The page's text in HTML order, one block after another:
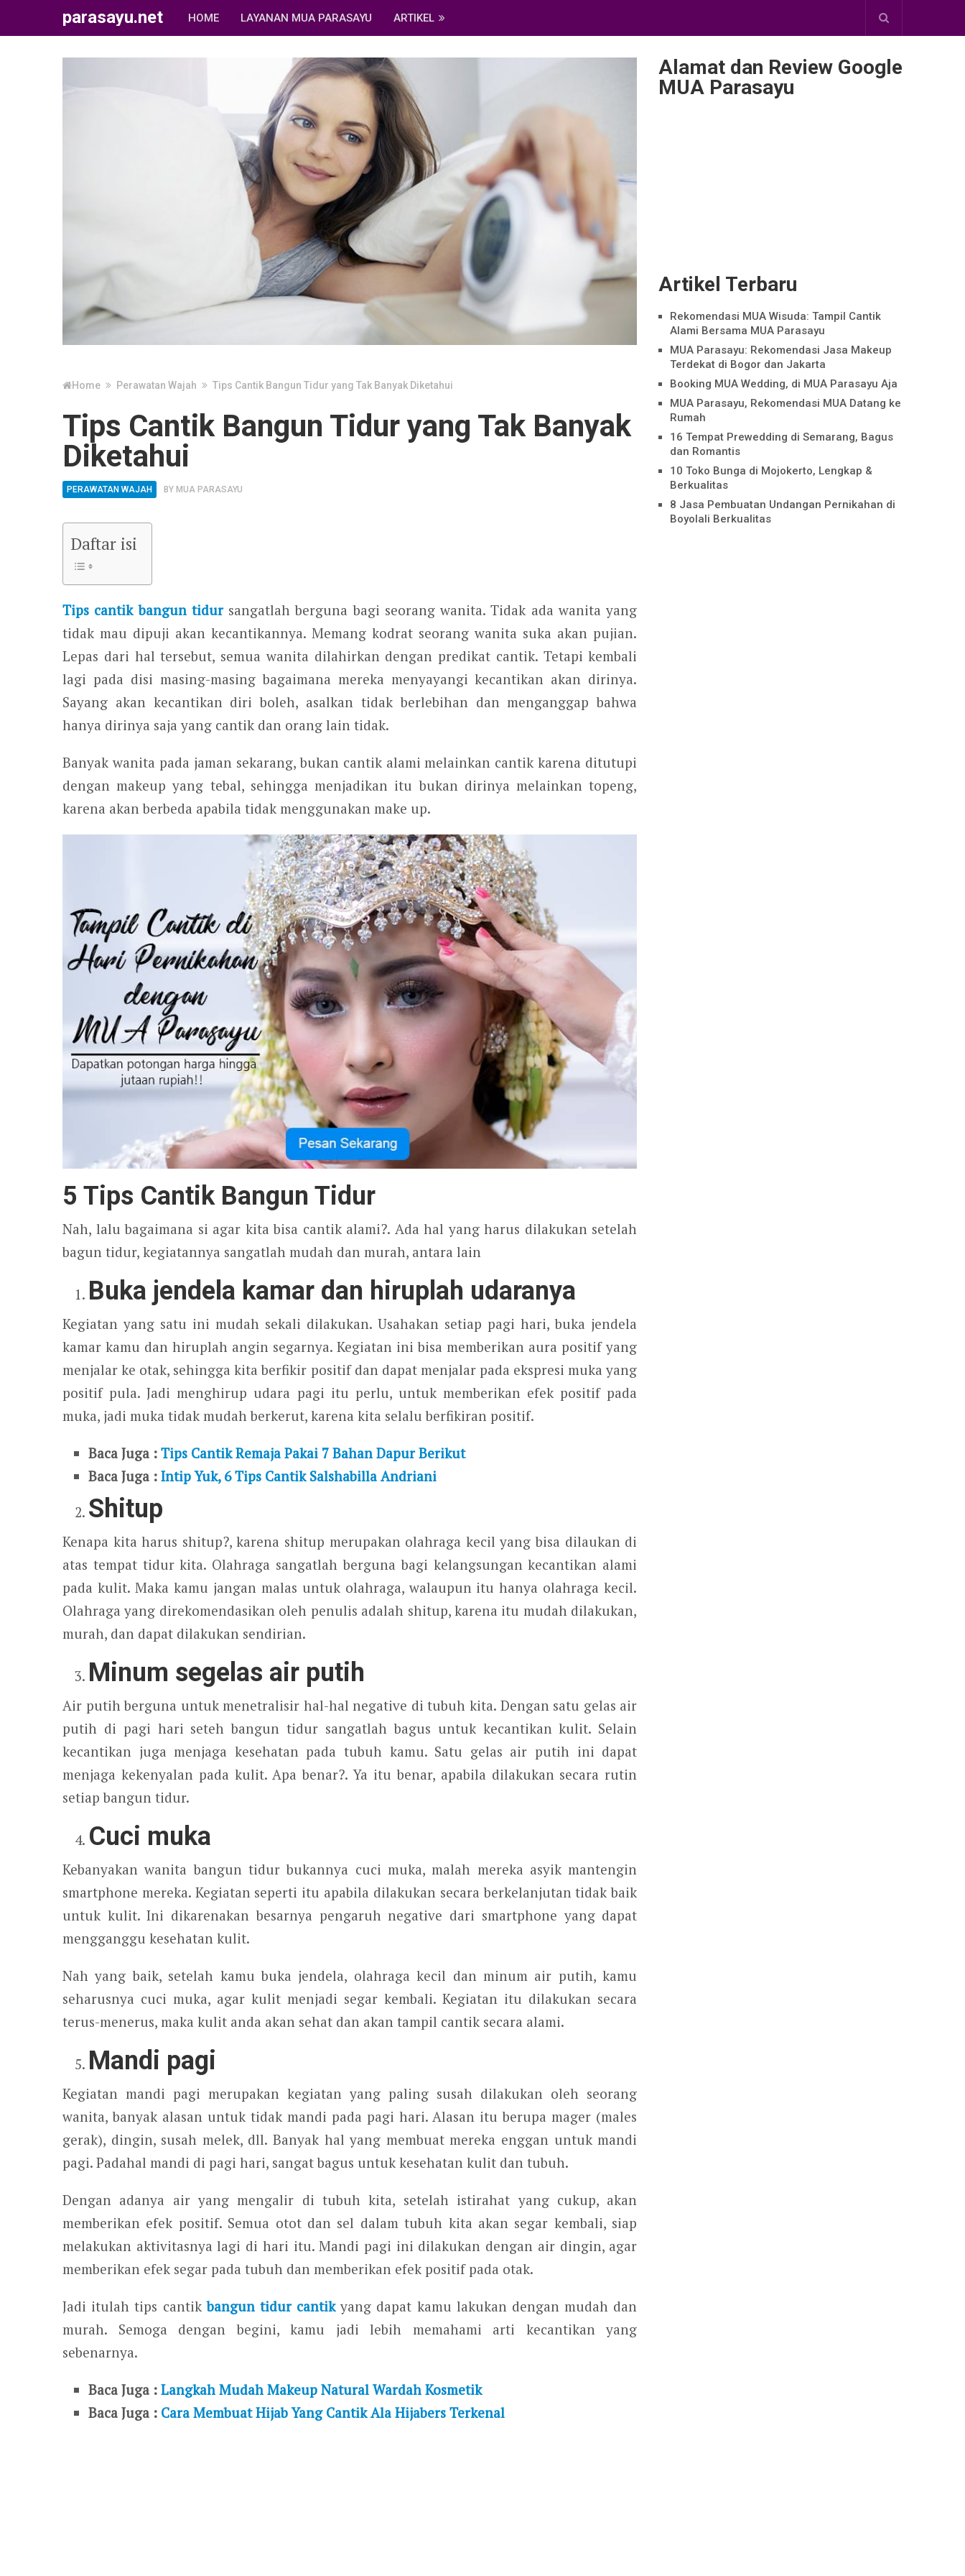
parasayu.net HOME LAYANAN MUA PARASAYU ARTIKEL
Home Perawatan Wajah Tips Cantik Bangun Tidur yang Tak Banyak Diketahui
Tips Cantik Bangun Tidur yang Tak Banyak
Diketahui
PERAWATAN WAJAH BY MUA PARASAYU
Daftar isi
Tips cantik bangun tidursangatlah berguna bagi seorang wanita. Tidak ada wanita yang
tidak mau dipuji akan kecantikannya. Memang kodrat seorang wanita suka akan pujian.
Lepas dari hal tersebut, semua wanita dilahirkan dengan predikat cantik. Tetapi kembali
lagi pada disi masing-masing bagaimana mereka menyayangi kecantikan akan dirinya.
Sayang akan kecantikan diri boleh, asalkan tidak berlebihan dan menganggap bahwa
hanya dirinya saja yang cantik dan orang lain tidak.
Banyak wanita pada jaman sekarang, bukan cantik alami melainkan cantik karena ditutupi
dengan makeup yang tebal, sehingga menjadikan itu bukan dirinya melainkan topeng,
karena akan berbeda apabila tidak menggunakan make up.
5 Tips Cantik Bangun Tidur
Nah, lalu bagaimana si agar kita bisa cantik alami?. Ada hal yang harus dilakukan setelah
bagun tidur, kegiatannya sangatlah mudah dan murah, antara lain
Buka jendela kamar dan hiruplah udaranya
Kegiatan yang satu ini mudah sekali dilakukan. Usahakan setiap pagi hari, buka jendela
kamar kamu dan hiruplah angin segarnya. Kegiatan ini bisa memberikan aura positif yang
menjalar ke otak, sehingga kita berfikir positif dan dapat menjalar pada ekspresi muka yang
positif pula. Jadi menghirup udara pagi itu perlu, untuk memberikan efek positif pada
muka, jadi muka tidak mudah berkerut, karena kita selalu berfikiran positif.
Baca Juga :Tips Cantik Remaja Pakai 7 Bahan Dapur Berikut
Baca Juga :Intip Yuk, 6 Tips Cantik Salshabilla Andriani
Shitup
Kenapa kita harus shitup?, karena shitup merupakan olahraga kecil yang bisa dilaukan di
atas tempat tidur kita. Olahraga sangatlah berguna bagi kelangsungan kecantikan alami
pada kulit. Maka kamu jangan malas untuk olahraga, walaupun itu hanya olahraga kecil.
Olahraga yang direkomendasikan oleh penulis adalah shitup, karena itu mudah dilakukan,
murah, dan dapat dilakukan sendirian.
Minum segelas air putih
Air putih berguna untuk menetralisir hal-hal negative di tubuh kita. Dengan satu gelas air
putih di pagi hari seteh bangun tidur sangatlah bagus untuk kecantikan kulit. Selain
kecantikan juga menjaga kesehatan pada tubuh kamu. Satu gelas air putih ini dapat
menjaga kekenyalan pada kulit. Apa benar?. Ya itu benar, apabila dilakukan secara rutin
setiap bangun tidur.
Cuci muka
Kebanyakan wanita bangun tidur bukannya cuci muka, malah mereka asyik mantengin
smartphone mereka. Kegiatan seperti itu apabila dilakukan secara berkelanjutan tidak baik
untuk kulit. Ini dikarenakan besarnya pengaruh negative dari smartphone yang dapat
mengganggu kesehatan kulit.
Nah yang baik, setelah kamu buka jendela, olahraga kecil dan minum air putih, kamu
seharusnya cuci muka, agar kulit menjadi segar kembali. Kegiatan itu dilakukan secara
terus-menerus, maka kulit anda akan sehat dan akan tampil cantik secara alami.
Mandi pagi
Kegiatan mandi pagi merupakan kegiatan yang paling susah dilakukan oleh seorang
wanita, banyak alasan untuk tidak mandi pada pagi hari. Alasan itu berupa mager (males
gerak), dingin, susah melek, dll. Banyak hal yang membuat mereka enggan untuk mandi
pagi. Padahal mandi di pagi hari, sangat bagus untuk kesehatan kulit dan tubuh.
Dengan adanya air yang mengalir di tubuh kita, setelah istirahat yang cukup, akan
memberikan efek positif. Semua otot dan sel dalam tubuh kita akan segar kembali, siap
melakukan aktivitasnya lagi di hari itu. Mandi pagi ini dilakukan dengan air dingin, agar
memberikan efek segar pada tubuh dan memberikan efek positif pada otak.
Jadi itulah tips cantikbangun tidur cantikyang dapat kamu lakukan dengan mudah dan
murah. Semoga dengan begini, kamu jadi lebih memahami arti kecantikan yang
sebenarnya.
Baca Juga :Langkah Mudah Makeup Natural Wardah Kosmetik
Baca Juga : Cara Membuat Hijab Yang Cantik Ala Hijabers Terkenal
Alamat dan Review Google
MUA Parasayu
Artikel Terbaru
Rekomendasi MUA Wisuda: Tampil Cantik
Alami Bersama MUA Parasayu
MUA Parasayu: Rekomendasi Jasa Makeup
Terdekat di Bogor dan Jakarta
Booking MUA Wedding, di MUA Parasayu Aja
MUA Parasayu, Rekomendasi MUA Datang ke
Rumah
16 Tempat Prewedding di Semarang, Bagus
dan Romantis
10 Toko Bunga di Mojokerto, Lengkap &
Berkualitas
8 Jasa Pembuatan Undangan Pernikahan di
Boyolali Berkualitas